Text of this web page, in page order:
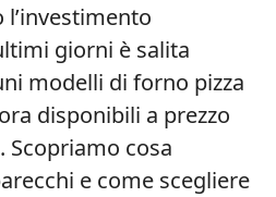
giorni è salita
modelli di forno pizza
disponibili a prezzo
Scopriamo cosa
e come scegliere